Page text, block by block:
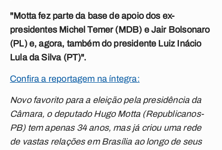
"Motta fez parte da base de apoio dos ex-
presidentes Michel Temer (MDB) e Jair Bolsonaro
(PL) e, agora, também do presidente Luiz Inácio
Lula da Silva (PT)".
Confira a reportagem na íntegra:
Novo favorito para a eleição pela presidência da
Câmara, o deputado Hugo Motta (Republicanos-
PB) tem apenas 34 anos, mas já criou uma rede
de vastas relações em Brasília ao longo de seus